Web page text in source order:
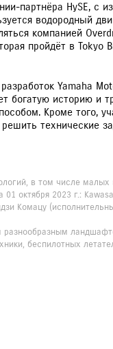
партнёра HySE, с
водородный
компанией
пройдёт в Tokyo
Yamaha
богатую историю и
Кроме того,
технические
в том числе
октября 2023 г.:
Комацу
разнообразным
беспилотных